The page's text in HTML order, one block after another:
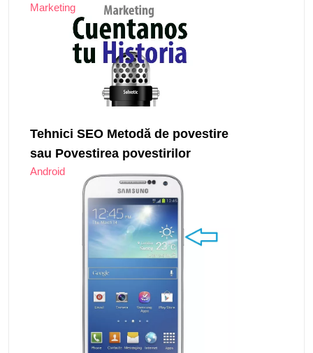
Marketing
Tehnici SEO Metodă de povestire
sau Povestirea povestirilor
Android